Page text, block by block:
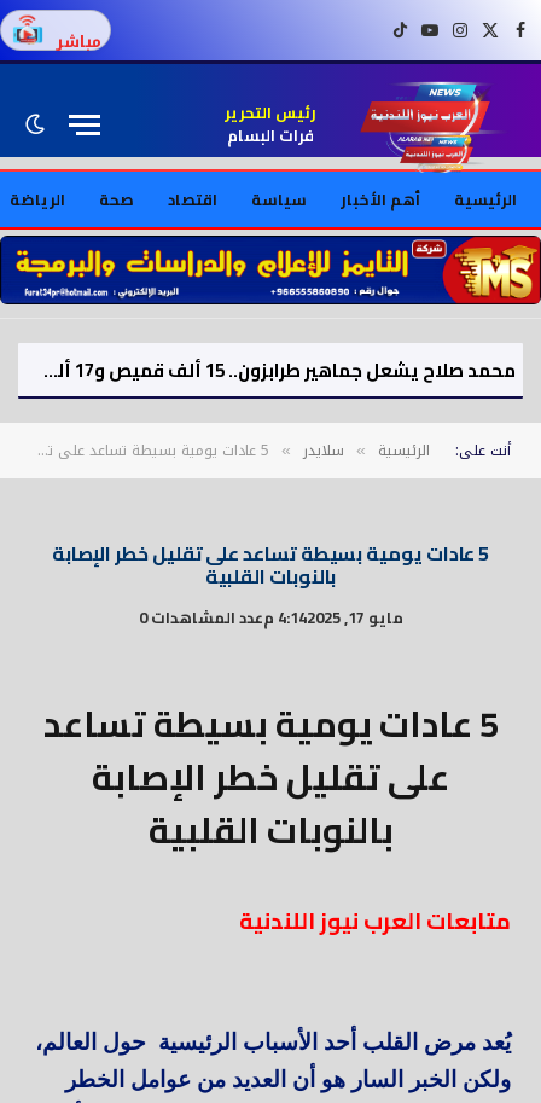
فيسبوكX (Twitter)
إنستغراميوتيوبتيك توك مباشر
رئيس التحرير
فرات البسام
الرئيسية أهم الأخبار سياسة اقتصاد صحة الرياضة
محمد صلاح يشعل جماهير طرابزون.. 15 ألف قميص و17 ألف تذكرة موسمية بعد الصفقة
أنت على: الرئيسية » سلايدر » 5 عادات يومية بسيطة تساعد على تقليل خطر الإصابة بالنوبات القلبية
5 عادات يومية بسيطة تساعد على تقليل خطر الإصابة
بالنوبات القلبية
مايو 17, 2025 4:14 م عدد المشاهدات 0
5 عادات يومية بسيطة تساعد
على تقليل خطر الإصابة
بالنوبات القلبية
متابعات العرب نيوز اللندنية
يُعد مرض القلب أحد الأسباب الرئيسية حول العالم،
ولكن الخبر السار هو أن العديد من عوامل الخطر